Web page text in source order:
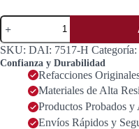
SOPORTE
PARA
MOTOR
DERECHO
OEM
11210-
cantidad
SKU: DAI: 7517-H Categoría:
Confianza y Durabilidad
Refacciones
Materiales de Alta
Productos Probados y
Envíos Rápidos y